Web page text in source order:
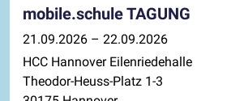
mobile.schule TAGUNG
21.09.2026 – 22.09.2026
HCC Hannover Eilenriedehalle
Theodor-Heuss-Platz 1-3